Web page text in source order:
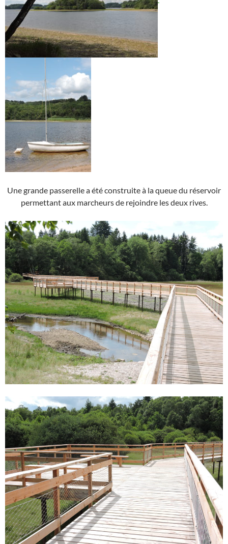
Une grande passerelle a été construite à la queue du réservoir
permettant aux marcheurs de rejoindre les deux rives.